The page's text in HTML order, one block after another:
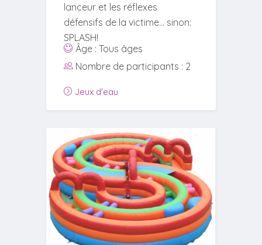
lanceur et les réflexes
défensifs de la victime... sinon:
SPLASH!
Âge : Tous âges
Nombre de participants : 2
Jeux d'eau